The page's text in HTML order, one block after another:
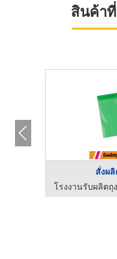
สินค้า
สั่งผ
โรงงานรับผลิต